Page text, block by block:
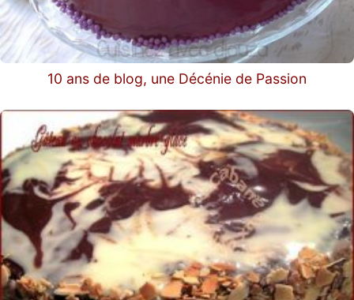
10 ans de blog, une Décénie de Passion